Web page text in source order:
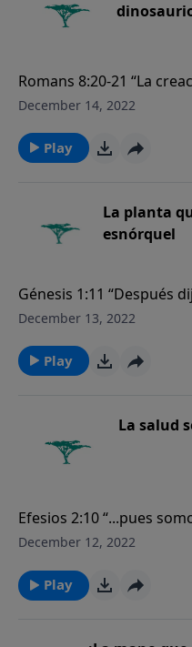
Romans 8:20-21 “La
no por su propia
misma será libertada de
la libertad gloriosa de los
December 14, 2022
Play
La planta
esnórquel
Génesis 1:11 “Después
hierba verde, hierba que
la tierra’. Y fue así”.
December 13, 2022
Play
La salud
Efesios 2:10 “...pues
Cristo Jesús para buenas
ellas”.
December 12, 2022
Play